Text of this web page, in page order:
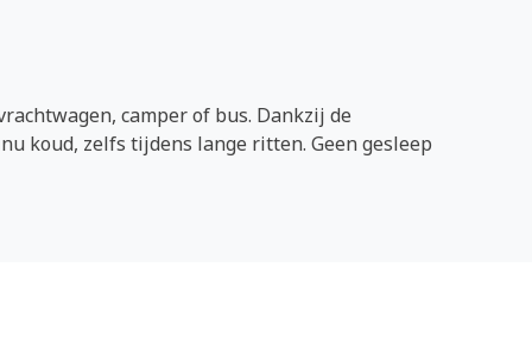
camper of bus. Dankzij de
koud, zelfs tijdens lange ritten. Geen gesleep